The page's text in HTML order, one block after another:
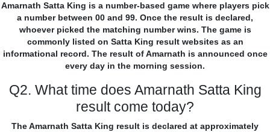
Amarnath Satta King is a number-based game where players pick
a number between 00 and 99. Once the result is declared,
whoever picked the matching number wins. The game is
commonly listed on Satta King result websites as an
informational record. The result of Amarnath is announced once
every day in the morning session.
Q2. What time does Amarnath Satta King
result come today?
The Amarnath Satta King result is declared at approximately